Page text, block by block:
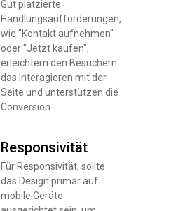
Gut platzierte
Handlungsaufforderungen,
wie "Kontakt aufnehmen"
oder "Jetzt kaufen",
erleichtern den Besuchern
das Interagieren mit der
Seite und unterstützen die
Conversion.
Responsivität
Für Responsivität, sollte
das Design primär auf
mobile Geräte